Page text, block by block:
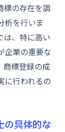
ておくべ
の資質
る影響
標の存在を調
析を行いま
は、特に高い
企業の重要な
商標登録の成
に行われるの
の具体的な